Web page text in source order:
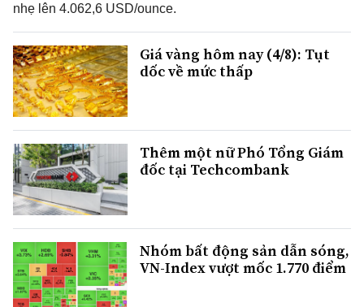
nhẹ lên 4.062,6 USD/ounce.
Giá vàng hôm nay (4/8): Tụt
dốc về mức thấp
Thêm một nữ Phó Tổng Giám
đốc tại Techcombank
Nhóm bất động sản dẫn sóng,
VN-Index vượt mốc 1.770 điểm